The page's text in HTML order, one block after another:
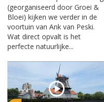
(georganiseerd door Groei &
Bloei) kijken we verder in de
voortuin van Ank van Peski.
Wat direct opvalt is het
perfecte natuurlijke...